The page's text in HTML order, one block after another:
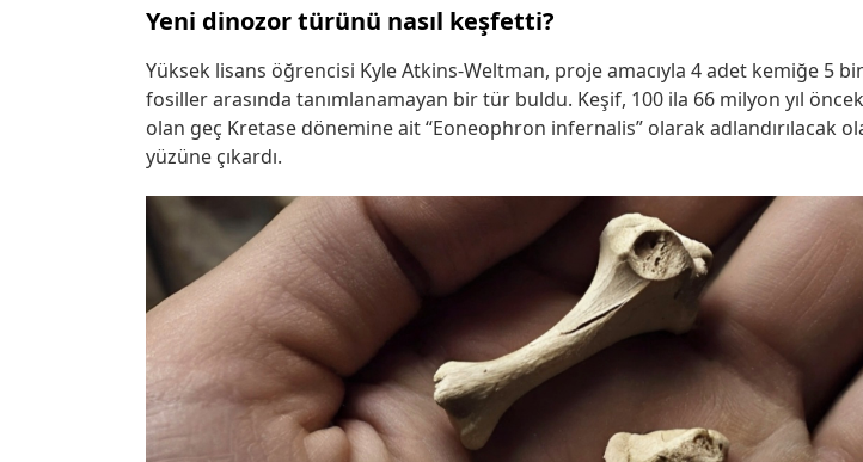
Yeni dinozor türünü nasıl keşfetti?
Yüksek lisans öğrencisi Kyle Atkins-Weltman, proje amacıyla 4 adet kemiğe 5
fosiller arasında tanımlanamayan bir tür buldu. Keşif, 100 ila 66 milyon yıl
olan geç Kretase dönemine ait “Eoneophron infernalis” olarak adlandırılacak
yüzüne çıkardı.